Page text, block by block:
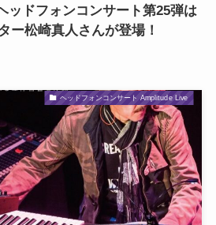
ッドフォンコンサート第25弾は
ー松崎真人さんが登場！
ヘッドフォンコンサート Amplitude Live